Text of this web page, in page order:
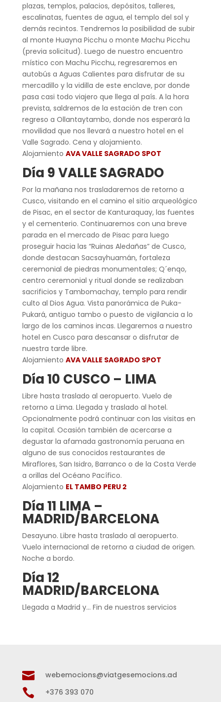
plazas, templos, palacios, depósitos, talleres,
escalinatas, fuentes de agua, el templo del sol y
demás recintos. Tendremos la posibilidad de subir
al monte Huayna Picchu o monte Machu Picchu
(previa solicitud). Luego de nuestro encuentro
místico con Machu Picchu, regresaremos en
autobús a Aguas Calientes para disfrutar de su
mercadillo y la vidilla de este enclave, por donde
pasa casi todo viajero que llega al país. A la hora
prevista, saldremos de la estación de tren con
regreso a Ollantaytambo, donde nos esperará la
movilidad que nos llevará a nuestro hotel en el
Valle Sagrado. Cena y alojamiento.
Alojamiento AVA VALLE SAGRADO SPOT
Día 9 VALLE SAGRADO
Por la mañana nos trasladaremos de retorno a
Cusco, visitando en el camino el sitio arqueológico
de Pisac, en el sector de Kanturaquay, las fuentes
y el cementerio. Continuaremos con una breve
parada en el mercado de Pisac para luego
proseguir hacia las “Ruinas Aledañas” de Cusco,
donde destacan Sacsayhuamán, fortaleza
ceremonial de piedras monumentales; Q´enqo,
centro ceremonial y ritual donde se realizaban
sacrificios y Tambomachay, templo para rendir
culto al Dios Agua. Vista panorámica de Puka-
Pukará, antiguo tambo o puesto de vigilancia a lo
largo de los caminos incas. Llegaremos a nuestro
hotel en Cusco para descansar o disfrutar de
nuestra tarde libre.
Alojamiento AVA VALLE SAGRADO SPOT
Día 10 CUSCO – LIMA
Libre hasta traslado al aeropuerto. Vuelo de
retorno a Lima. Llegada y traslado al hotel.
Opcionalmente podrá continuar con las visitas en
la capital. Ocasión también de acercarse a
degustar la afamada gastronomía peruana en
alguno de sus conocidos restaurantes de
Miraflores, San Isidro, Barranco o de la Costa Verde
a orillas del Océano Pacífico.
Alojamiento EL TAMBO PERU 2
Día 11 LIMA –
MADRID/BARCELONA
Desayuno. Libre hasta traslado al aeropuerto.
Vuelo internacional de retorno a ciudad de origen.
Noche a bordo.
Día 12
MADRID/BARCELONA
Llegada a Madrid y… Fin de nuestros servicios
 webemocions@viatgesemocions.ad
 +376 393 070